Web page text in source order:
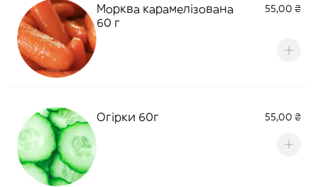
Морква карамелізована
60 г
55,00 ₴
Огірки 60г 55,00 ₴